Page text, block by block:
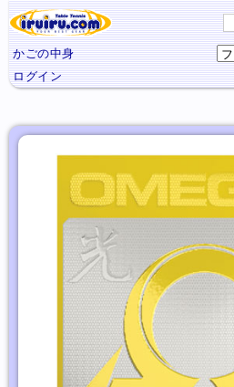
かごの中身
ログイン